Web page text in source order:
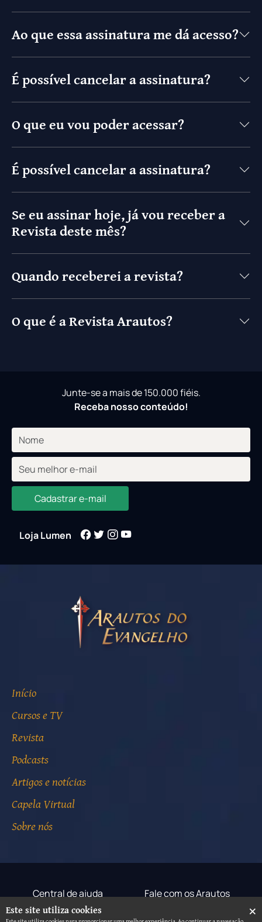
Ao que essa assinatura me dá acesso?
É possível cancelar a assinatura?
O que eu vou poder acessar?
É possível cancelar a assinatura?
Se eu assinar hoje, já vou receber a
Revista deste mês?
Quando receberei a revista?
O que é a Revista Arautos?
Junte-se a mais de 150.000 fiéis.
Receba nosso conteúdo!
Cadastrar e-mail
Loja Lumen
Início
Cursos e TV
Revista
Podcasts
Artigos e notícias
Capela Virtual
Sobre nós
Central de ajuda Fale com os Arautos
Termos de uso
Este site utiliza cookies ×